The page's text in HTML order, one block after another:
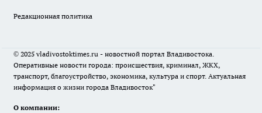
Редакционная политика
© 2025 vladivostoktimes.ru - новостной портал Владивостока.
Оперативные новости города: происшествия, криминал, ЖКХ,
транспорт, благоустройство, экономика, культура и спорт. Актуальная
информация о жизни города Владивосток"
О компании: